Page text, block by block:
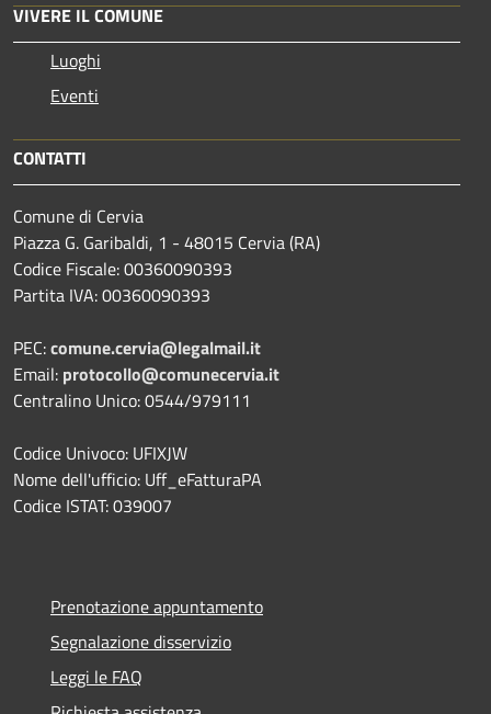
VIVERE IL COMUNE
Luoghi
Eventi
CONTATTI
Comune di Cervia
Piazza G. Garibaldi, 1 - 48015 Cervia (RA)
Codice Fiscale: 00360090393
Partita IVA: 00360090393
PEC:comune.cervia@legalmail.it
Email: protocollo@comunecervia.it
Centralino Unico: 0544/979111
Codice Univoco: UFIXJW
Nome dell'ufficio: Uff_eFatturaPA
Codice ISTAT: 039007
Prenotazione appuntamento
Segnalazione disservizio
Leggi le FAQ